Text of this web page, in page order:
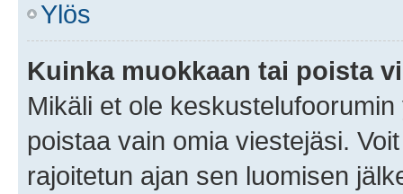
Ylös
Kuinka muokkaan tai poista
Mikäli et ole
poistaa vain omia viestejäsi.
rajoitetun ajan sen luomisen